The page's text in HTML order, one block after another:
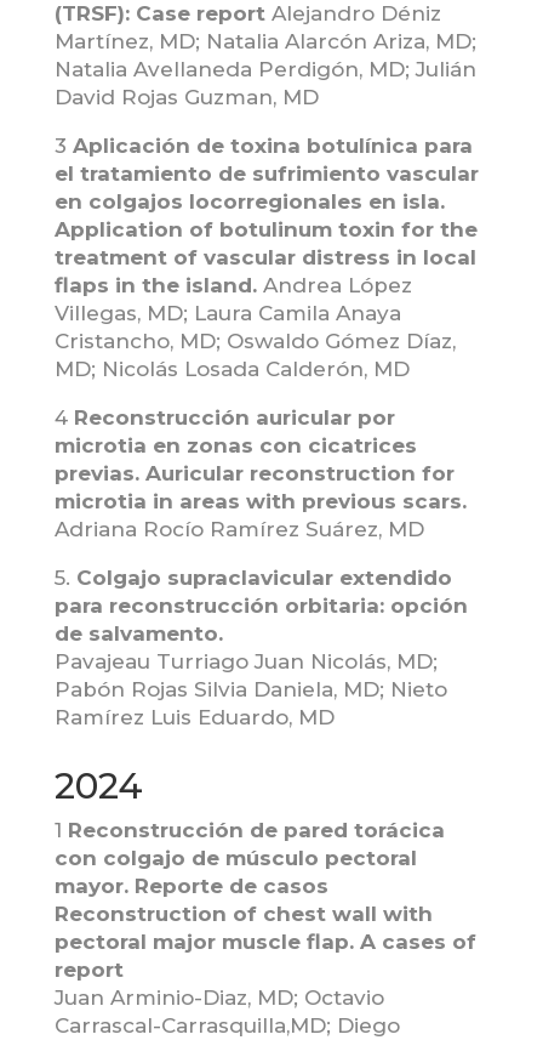
(TRSF): Case report Alejandro Déniz
Martínez, MD; Natalia Alarcón Ariza, MD;
Natalia Avellaneda Perdigón, MD; Julián
David Rojas Guzman, MD
3 Aplicación de toxina botulínica para
el tratamiento de sufrimiento vascular
en colgajos locorregionales en isla.
Application of botulinum toxin for the
treatment of vascular distress in local
flaps in the island. Andrea López
Villegas, MD; Laura Camila Anaya
Cristancho, MD; Oswaldo Gómez Díaz,
MD; Nicolás Losada Calderón, MD
4 Reconstrucción auricular por
microtia en zonas con cicatrices
previas. Auricular reconstruction for
microtia in areas with previous scars.
Adriana Rocío Ramírez Suárez, MD
5. Colgajo supraclavicular extendido
para reconstrucción orbitaria: opción
de salvamento.
Pavajeau Turriago Juan Nicolás, MD;
Pabón Rojas Silvia Daniela, MD; Nieto
Ramírez Luis Eduardo, MD
2024
1 Reconstrucción de pared torácica
con colgajo de músculo pectoral
mayor. Reporte de casos
Reconstruction of chest wall with
pectoral major muscle flap. A cases of
report
Juan Arminio-Diaz, MD; Octavio
Carrascal-Carrasquilla,MD; Diego